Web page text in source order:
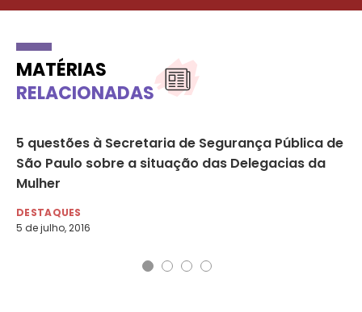
MATÉRIAS
RELACIONADAS
5 questões à Secretaria de Segurança Pública de
São Paulo sobre a situação das Delegacias da
Mulher
DESTAQUES
5 de julho, 2016